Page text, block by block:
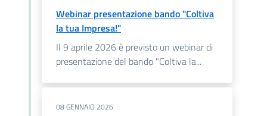
Webinar presentazione bando "Coltiva
la tua Impresa!"
Il 9 aprile 2026 è previsto un webinar di
presentazione del bando "Coltiva la...
08 GENNAIO 2026